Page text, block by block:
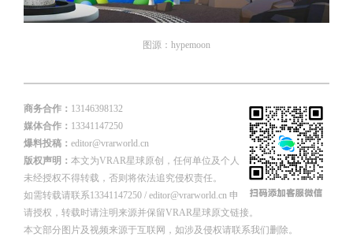
图源：hypemoon
商务合作： 13146398132
媒体合作： 13341147250
爆料投稿： editor@vrarworld.cn
版权声明： 本文为VRAR星球原创，任何单位及个人
未经授权不得转载，否则将依法追究侵权责任。
如需转载请联系13341147250 / editor@vrarworld.cn 申
请授权，转载时请注明来源并保留VRAR星球原文链接。
本文部分图片及视频来源于互联网，如涉及侵权请联系我们删除。